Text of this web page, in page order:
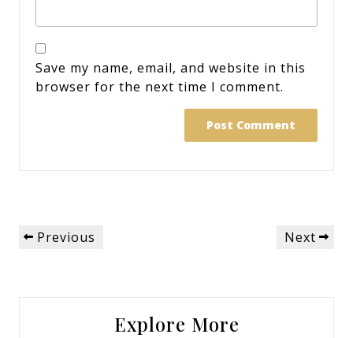
Save my name, email, and website in this
browser for the next time I comment.
Post
navigation
Previous
Previous
Next
Next
Explore More